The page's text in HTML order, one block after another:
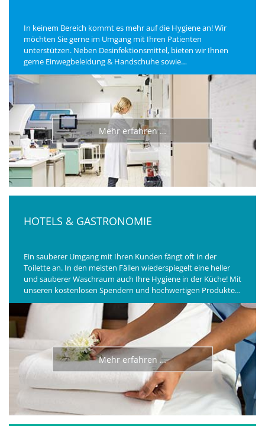
In keinem Bereich kommt es mehr auf die Hygiene an! Wir
möchten Sie gerne im Umgang mit Ihren Patienten
unterstützen. Neben Desinfektionsmittel, bieten wir Ihnen
gerne Einwegbeleidung & Handschuhe sowie
Liegenabdeckungen an.
Mehr erfahren …
HOTELS & GASTRONOMIE
Ein sauberer Umgang mit Ihren Kunden fängt oft in der
Toilette an. In den meisten Fällen wiederspiegelt eine heller
und sauberer Waschraum auch Ihre Hygiene in der Küche! Mit
unseren kostenlosen Spendern und hochwertigen Produkten
können Sie Ihren perfekten Kundenumgang unterstreichen!
Mehr erfahren …